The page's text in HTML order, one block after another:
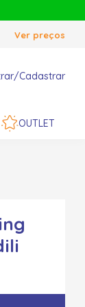
Ver preços
Cadastrar
OUTLET